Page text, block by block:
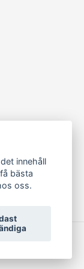
innehåll
bästa
oss.